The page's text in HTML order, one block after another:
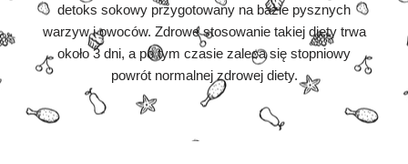
detoks sokowy przygotowany na bazie pysznych
warzyw i owoców. Zdrowe stosowanie takiej diety trwa
około 3 dni, a po tym czasie zaleca się stopniowy
powrót normalnej zdrowej diety.